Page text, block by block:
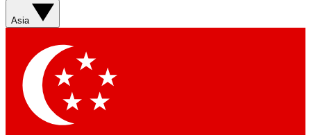
Asia